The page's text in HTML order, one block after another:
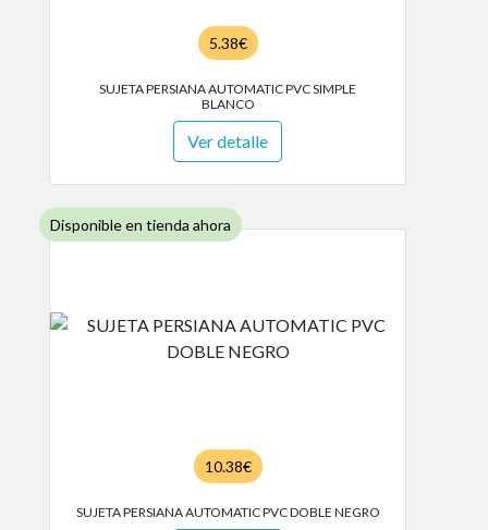
5.38€
SUJETA PERSIANA AUTOMATIC PVC SIMPLE
BLANCO
Ver detalle
Disponible en tienda ahora
10.38€
SUJETA PERSIANA AUTOMATIC PVC DOBLE NEGRO